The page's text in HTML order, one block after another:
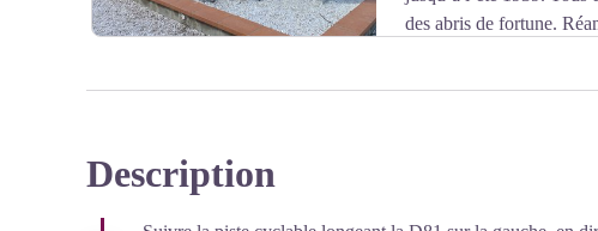
Voir l'image en plein écran
des abris de fortune.
Plus d’une cinquantaine de nationalités se côtoient derrière les
indésirables » sont reclus sur une plage où les conditions de
Description